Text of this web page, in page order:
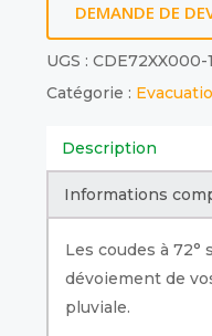
DEMANDE DE
UGS : CDE72XX000-
Catégorie :
Description
Informations
Les coudes à
dévoiement de
pluviale.